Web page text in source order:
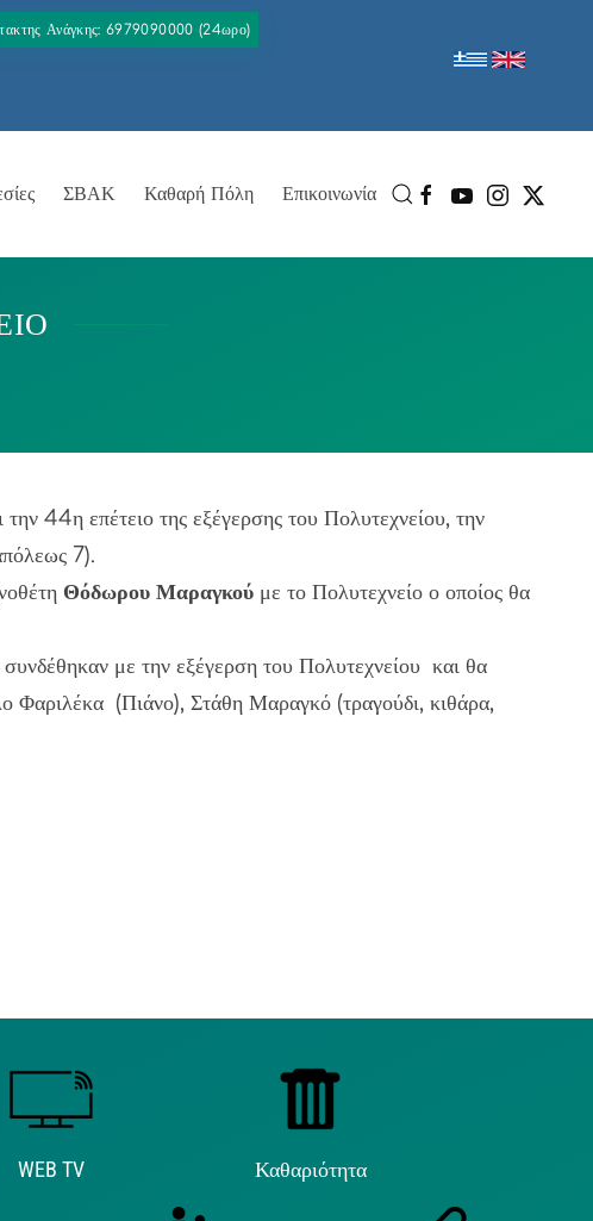
Ανάγκης: 6979090000 (24ωρο)
ΣΒΑΚ Καθαρή Πόλη Επικοινωνία
44η επέτειο της εξέγερσης του Πολυτεχνείου, την
7).
Θόδωρου Μαραγκού με το Πολυτεχνείο ο οποίος θα
με την εξέγερση του Πολυτεχνείου και θα
Φαριλέκα (Πιάνο), Στάθη Μαραγκό (τραγούδι, κιθάρα,
WEB TV Καθαριότητα